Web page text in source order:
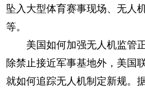
坠入大型体育赛事现场、无人
等。
美国如何加强无人机监管正
除禁止接近军事基地外，美国
就如何追踪无人机制定新规。